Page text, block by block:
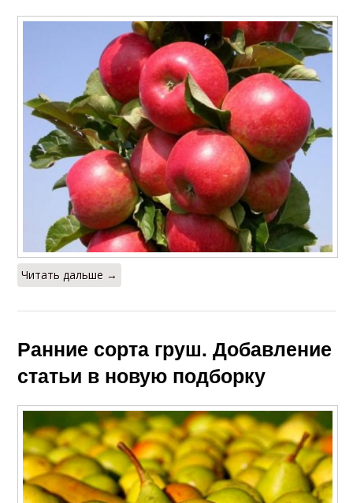
Читать дальше →
Ранние сорта груш. Добавление
статьи в новую подборку